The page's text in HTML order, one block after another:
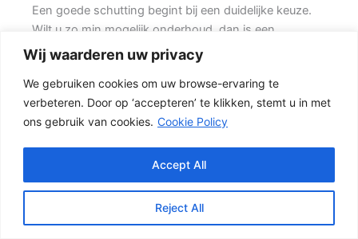
Wij waarderen uw privacy
We gebruiken cookies om uw browse-ervaring te
verbeteren. Door op ‘accepteren’ te klikken, stemt u in met
ons gebruik van cookies. Cookie Policy
Reject All
Accept All
Een goede schutting begint bij een duidelijke keuze.
Wilt u zo min mogelijk onderhoud, dan is een
betonschutting of hout-beton combinatie vaak een
slimme keuze. Daarbij spelen ook zaken mee zoals
windbelasting, hoogteverschillen, grondsoort,
erfgrens en de bereikbaarheid van de tuin.
In veel tuinen wordt gekozen voor een combinatie
van hout en beton. {De betonpalen en betonplaten
zorgen voor stabiliteit, terwijl de houten schermen